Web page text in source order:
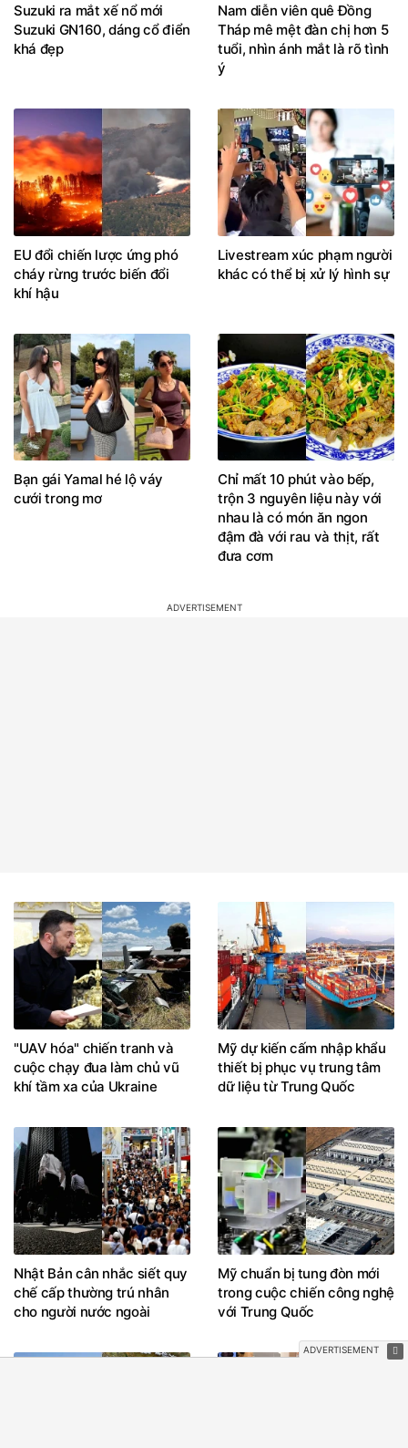
Suzuki ra mắt xế nổ mới
Suzuki GN160, dáng cổ điển
khá đẹp
Nam diễn viên quê Đồng
Tháp mê mệt đàn chị hơn 5
tuổi, nhìn ánh mắt là rõ tình
ý
EU đổi chiến lược ứng phó
cháy rừng trước biến đổi
khí hậu
Livestream xúc phạm người
khác có thể bị xử lý hình sự
Bạn gái Yamal hé lộ váy
cưới trong mơ
Chỉ mất 10 phút vào bếp,
trộn 3 nguyên liệu này với
nhau là có món ăn ngon
đậm đà với rau và thịt, rất
đưa cơm
"UAV hóa" chiến tranh và
cuộc chạy đua làm chủ vũ
khí tầm xa của Ukraine
Mỹ dự kiến cấm nhập khẩu
thiết bị phục vụ trung tâm
dữ liệu từ Trung Quốc
Nhật Bản cân nhắc siết quy
chế cấp thường trú nhân
cho người nước ngoài
Mỹ chuẩn bị tung đòn mới
trong cuộc chiến công nghệ
với Trung Quốc